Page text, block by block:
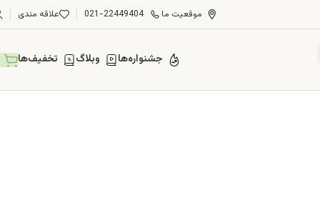
موقعیت ما 021-22449404 علاقه مندی
جشنواره‌ها وبلاگ تخفیف‌ها